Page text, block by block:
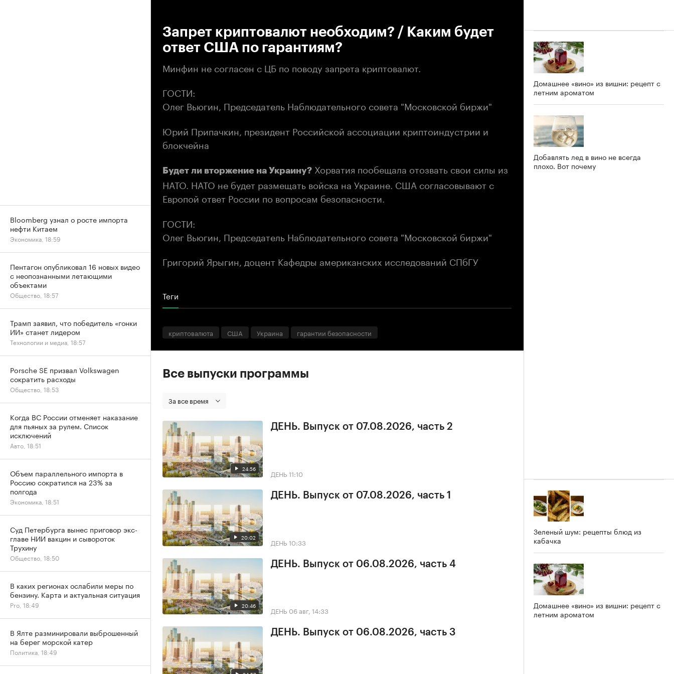
Запрет криптовалют необходим? / Каким будет
ответ США по гарантиям?
Минфин не согласен с ЦБ по поводу запрета криптовалют.
ГОСТИ:
Олег Вьюгин, Председатель Наблюдательного совета "Московской биржи"
Юрий Припачкин, президент Российской ассоциации криптоиндустрии и
блокчейна
Будет ли вторжение на Украину? Хорватия пообещала отозвать свои силы из
НАТО. НАТО не будет размещать войска на Украине. США согласовывают с
Европой ответ России по вопросам безопасности.
ГОСТИ:
Олег Вьюгин, Председатель Наблюдательного совета "Московской биржи"
Григорий Ярыгин, доцент Кафедры американских исследований СПбГУ
Теги
криптовалюта США Украина гарантии безопасности
Все выпуски программы
За все время
24:56
ДЕНЬ. Выпуск от 07.08.2026, часть 2
ДЕНЬ 11:10
20:02
ДЕНЬ. Выпуск от 07.08.2026, часть 1
ДЕНЬ 10:33
20:46
ДЕНЬ. Выпуск от 06.08.2026, часть 4
ДЕНЬ 06 авг, 14:33
ДЕНЬ. Выпуск от 06.08.2026, часть 3
Домашнее «вино» из вишни: рецепт с
летним ароматом
Добавлять лед в вино не всегда
плохо. Вот почему
Зеленый шум: рецепты блюд из
кабачка
Домашнее «вино» из вишни: рецепт с
летним ароматом
Bloomberg узнал о росте импорта
нефти Китаем
Экономика, 18:59
Пентагон опубликовал 16 новых видео
с неопознанными летающими
объектами
Общество, 18:57
Трамп заявил, что победитель «гонки
ИИ» станет лидером
Технологии и медиа, 18:57
Porsche SE призвал Volkswagen
сократить расходы
Общество, 18:53
Когда ВС России отменяет наказание
для пьяных за рулем. Список
исключений
Авто, 18:51
Объем параллельного импорта в
Россию сократился на 23% за
полгода
Экономика, 18:51
Суд Петербурга вынес приговор экс-
главе НИИ вакцин и сывороток
Трухину
Общество, 18:50
В каких регионах ослабили меры по
бензину. Карта и актуальная ситуация
Pro, 18:49
В Ялте разминировали выброшенный
на берег морской катер
Политика, 18:49